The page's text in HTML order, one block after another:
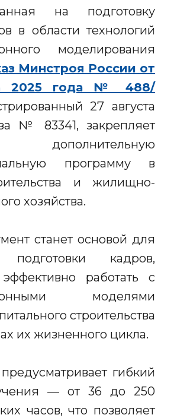
на подготовку
в области технологий
моделирования
Минстроя России от
2025 года № 488/
27 августа
№ 83341, закрепляет
дополнительную
программу в
и жилищно-
хозяйства.
станет основой для
подготовки кадров,
работать с
моделями
строительства
их жизненного цикла.
гибкий
— от 36 до 250
часов, что позволяет